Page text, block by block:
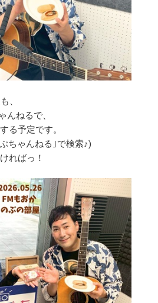
、
んねるで、
る予定です。
ちゃんねる｣で検索♪)
ればっ！